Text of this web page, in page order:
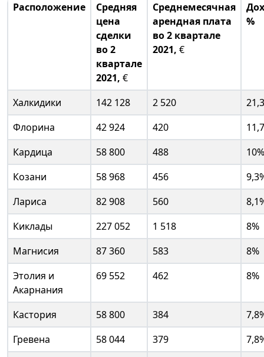
Расположение
Средняя
цена
сделки
во 2
квартале
2021, €
Среднемесячная
арендная плата
во 2 квартале
2021, €
%
Халкидики 142 128 2 520
Флорина
42 924 420
Кардица
58 800 488
10%
Козани
58 968 456
Лариса
82 908 560
Киклады
227 052 1 518
8%
Магнисия
87 360 583
8%
Этолия и
Акарнания
69 552 462 8%
Кастория 58 800 384
Гревена
58 044 379